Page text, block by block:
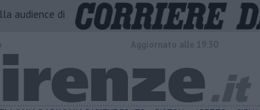
audience di